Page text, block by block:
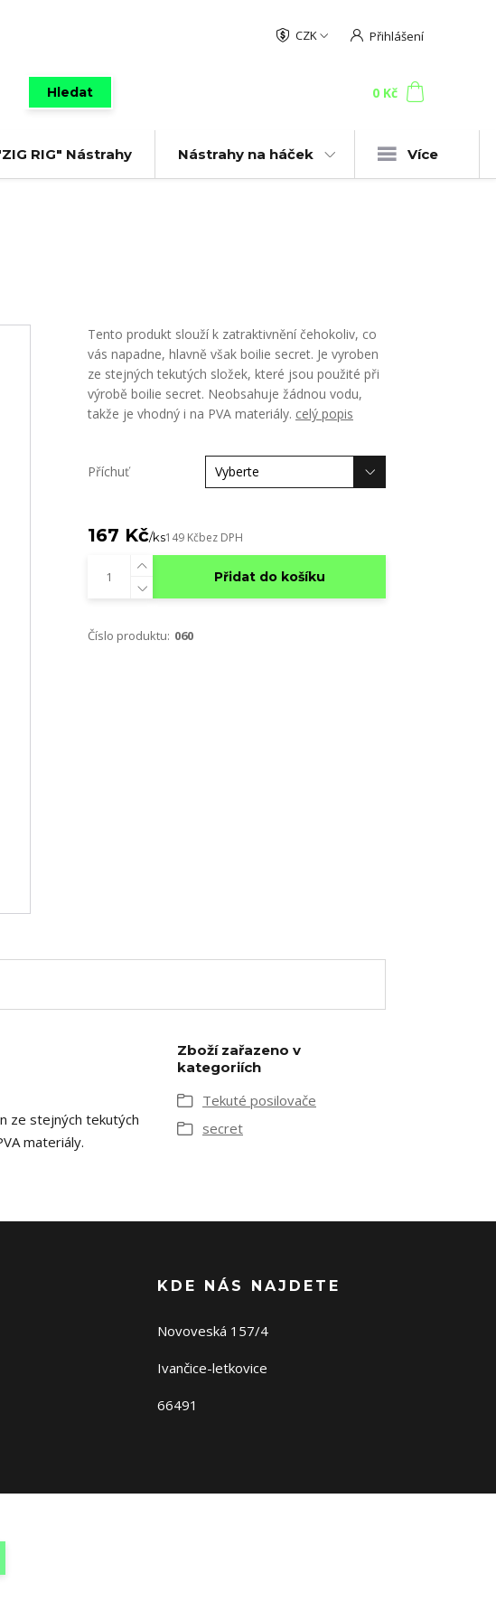
CZK Přihlášení
Hledat 0 Kč
RIG" Nástrahy Nástrahy na háček Více
Tento produkt slouží k zatraktivnění čehokoliv, co
vás napadne, hlavně však boilie secret. Je vyroben
ze stejných tekutých složek, které jsou použité při
výrobě boilie secret. Neobsahuje žádnou vodu,
takže je vhodný i na PVA materiály. celý popis
Příchuť
167 Kč/ks149 Kčbez DPH
Přidat do košíku
Číslo produktu: 060
ze stejných tekutých
materiály.
Zboží zařazeno v
kategoriích
Tekuté posilovače
secret
KDE NÁS NAJDETE
Novoveská 157/4
Ivančice-letkovice
66491